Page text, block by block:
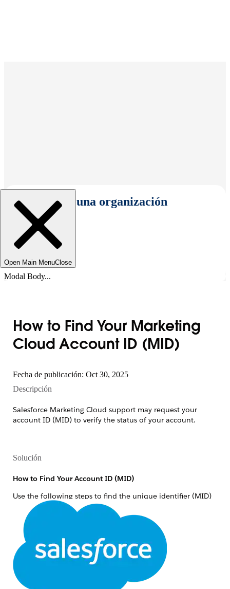
Seleccionar una organización
Open Main MenuClose
Modal Body...
How to Find Your Marketing
Cloud Account ID (MID)
Fecha de publicación: Oct 30, 2025
Descripción
Salesforce Marketing Cloud support may request your
account ID (MID) to verify the status of your account.
Solución
How to Find Your Account ID (MID)
Use the following steps to find the unique identifier (MID)
for your Salesforce Marketing Cloud account.
How to find your MID
Log in to Marketing Cloud, then hover over the
account name in the upper right corner of the